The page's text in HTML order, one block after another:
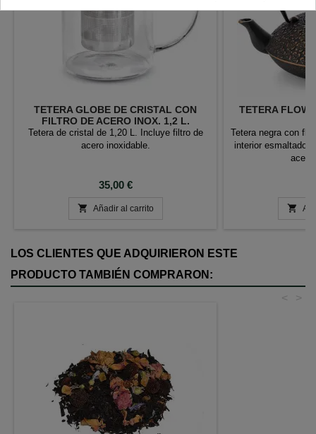
TETERA GLOBE DE CRISTAL CON
FILTRO DE ACERO INOX. 1,2 L.
Tetera de cristal de 1,20 L. Incluye filtro de
acero inoxidable.
Precio
35,00 €
 Añadir al carrito
TETERA
Tetera negra con
interior esmaltado,
acero

LOS CLIENTES QUE ADQUIRIERON ESTE
PRODUCTO TAMBIÉN COMPRARON:
>
<